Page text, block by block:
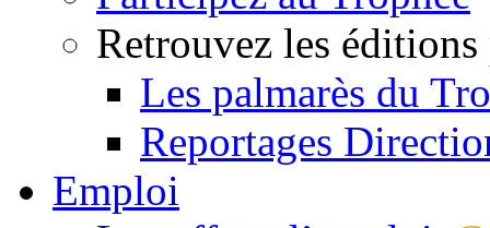
Retrouvez les éditions
Les palmarès du
Reportages
Emploi